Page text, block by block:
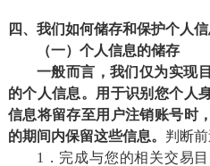
四、我们如何储存和保护个人
（一）个人信息的储存
一般而言，我们仅为实现
的个人信息。用于识别您个人
信息将留存至用户注销账号时
的期间内保留这些信息。 判断
1．完成与您的相关交易